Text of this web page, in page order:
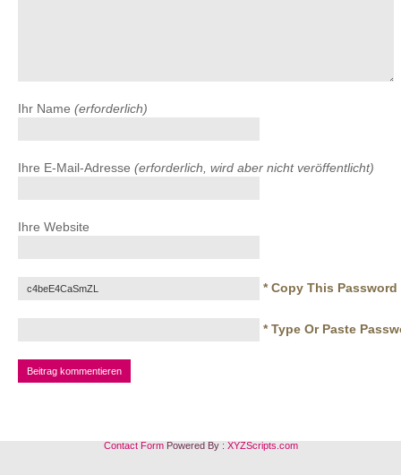
Ihr Name (erforderlich)
Ihre E-Mail-Adresse (erforderlich, wird aber nicht veröffentlicht)
Ihre Website
* Copy This Password
* Type Or Paste
Contact FormPowered By : XYZScripts.com